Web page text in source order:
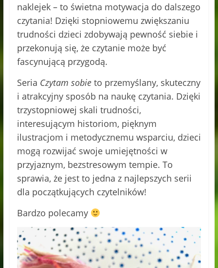
naklejek – to świetna motywacja do dalszego
czytania! Dzięki stopniowemu zwiększaniu
trudności dzieci zdobywają pewność siebie i
przekonują się, że czytanie może być
fascynującą przygodą.
Seria Czytam sobieto przemyślany, skuteczny
i atrakcyjny sposób na naukę czytania. Dzięki
trzystopniowej skali trudności,
interesującym historiom, pięknym
ilustracjom i metodycznemu wsparciu, dzieci
mogą rozwijać swoje umiejętności w
przyjaznym, bezstresowym tempie. To
sprawia, że jest to jedna z najlepszych serii
dla początkujących czytelników!
Bardzo polecamy